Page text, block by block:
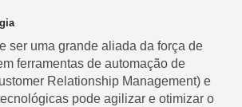
ser uma grande aliada da força de
ferramentas de automação de
Relationship Management) e
pode agilizar e otimizar o